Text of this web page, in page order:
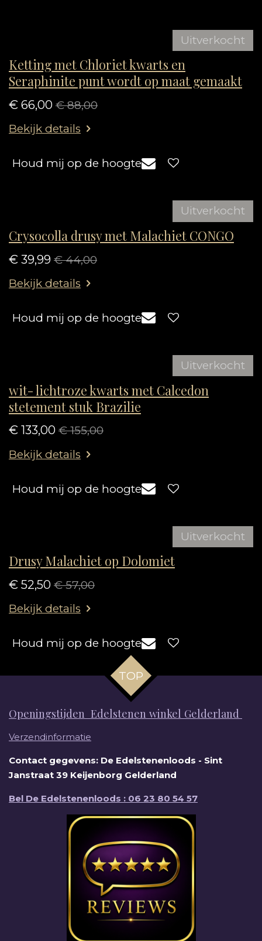
Uitverkocht
Ketting met Chloriet kwarts en
Seraphinite punt wordt op maat gemaakt
€ 66,00 € 88,00
Bekijk details
Houd mij op de hoogte
Uitverkocht
Crysocolla drusy met Malachiet CONGO
€ 39,99 € 44,00
Bekijk details
Houd mij op de hoogte
Uitverkocht
wit- lichtroze kwarts met Calcedon
stetement stuk Brazilie
€ 133,00 € 155,00
Bekijk details
Houd mij op de hoogte
Uitverkocht
Drusy Malachiet op Dolomiet
€ 52,50 € 57,00
Bekijk details
Houd mij op de hoogte
TOP
Openingstijden Edelstenen winkel Gelderland
Verzendinformatie
Contact gegevens: De Edelstenenloods - Sint
Janstraat 39 Keijenborg Gelderland
Bel De Edelstenenloods : 06 23 80 54 57